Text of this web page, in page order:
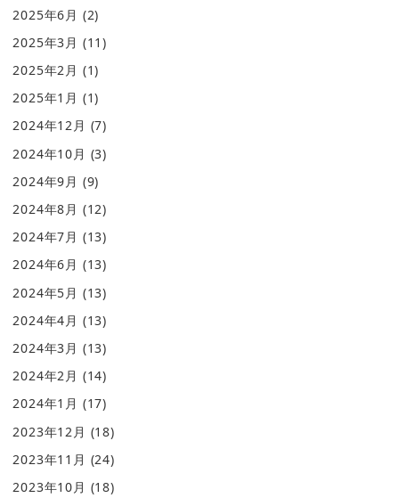
2025年6月 (2)
2025年3月 (11)
2025年2月 (1)
2025年1月 (1)
2024年12月 (7)
2024年10月 (3)
2024年9月 (9)
2024年8月 (12)
2024年7月 (13)
2024年6月 (13)
2024年5月 (13)
2024年4月 (13)
2024年3月 (13)
2024年2月 (14)
2024年1月 (17)
2023年12月 (18)
2023年11月 (24)
2023年10月 (18)